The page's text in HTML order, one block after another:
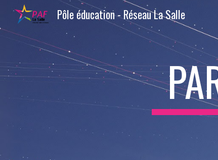
Pôle éducation - Réseau La Salle